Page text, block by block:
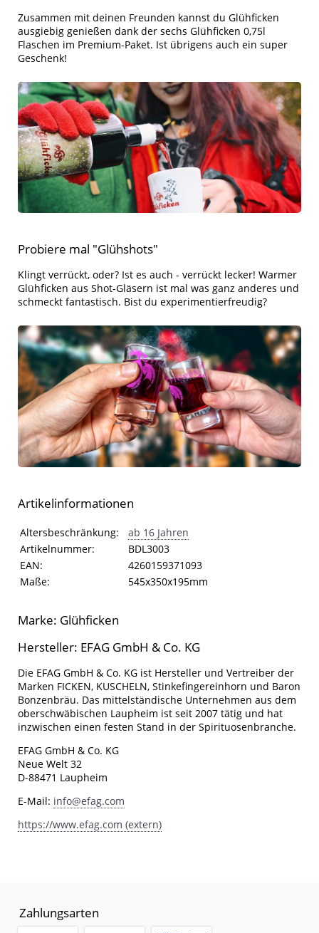
Zusammen mit deinen Freunden kannst du Glühficken
ausgiebig genießen dank der sechs Glühficken 0,75l
Flaschen im Premium-Paket. Ist übrigens auch ein super
Geschenk!
Probiere mal "Glühshots"
Klingt verrückt, oder? Ist es auch - verrückt lecker! Warmer
Glühficken aus Shot-Gläsern ist mal was ganz anderes und
schmeckt fantastisch. Bist du experimentierfreudig?
Artikelinformationen
Artikelinformationen
Eigenschaft Wert
Altersbeschränkung:
ab 16 Jahren
Artikelnummer:
BDL3003
EAN:
4260159371093
Maße:
545x350x195mm
Marke: Glühficken
Hersteller: EFAG GmbH & Co. KG
Die EFAG GmbH & Co. KG ist Hersteller und Vertreiber der
Marken FICKEN, KUSCHELN, Stinkefingereinhorn und Baron
Bonzenbräu. Das mittelständische Unternehmen aus dem
oberschwäbischen Laupheim ist seit 2007 tätig und hat
inzwischen einen festen Stand in der Spirituosenbranche.
EFAG GmbH & Co. KG
Neue Welt 32
D-88471 Laupheim
E-Mail: info@efag.com
https://www.efag.com (extern)
Zahlungsarten